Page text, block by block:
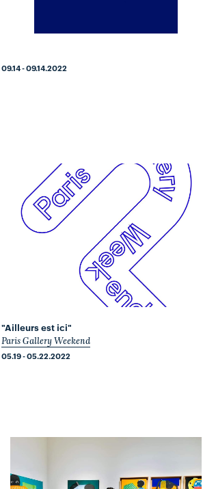
09.14 - 09.14.2022
"Ailleurs est ici"
Paris Gallery Weekend
05.19 - 05.22.2022